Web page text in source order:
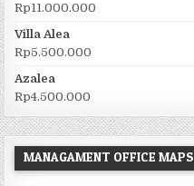
Rp11.000.000
Villa Alea
Rp5.500.000
Azalea
Rp4.500.000
MANAGAMENT OFFICE MAPS